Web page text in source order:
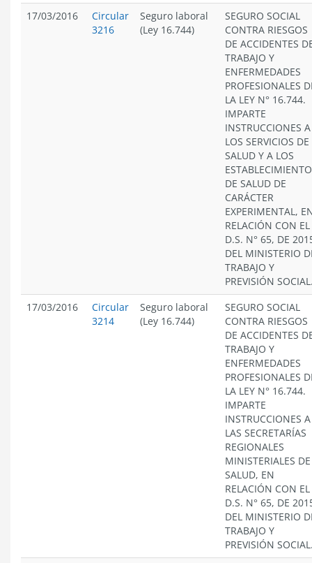
17/03/2016
Circular
3216
Seguro laboral
(Ley 16.744)
SEGURO SOCIAL
CONTRA RIESGOS
DE ACCIDENTES
TRABAJO Y
ENFERMEDADES
PROFESIONALES
LA LEY N° 16.744.
IMPARTE
INSTRUCCIONES A
LOS SERVICIOS DE
SALUD Y A LOS
DE SALUD DE
CARÁCTER
EXPERIMENTAL,
RELACIÓN CON EL
D.S. N° 65, DE
DEL MINISTERIO
TRABAJO Y
PREVISIÓN
17/03/2016
Circular
3214
Seguro laboral
(Ley 16.744)
SEGURO SOCIAL
CONTRA RIESGOS
DE ACCIDENTES
TRABAJO Y
ENFERMEDADES
PROFESIONALES
LA LEY N° 16.744.
IMPARTE
INSTRUCCIONES A
LAS SECRETARÍAS
REGIONALES
MINISTERIALES DE
SALUD, EN
RELACIÓN CON EL
D.S. N° 65, DE
DEL MINISTERIO
TRABAJO Y
PREVISIÓN